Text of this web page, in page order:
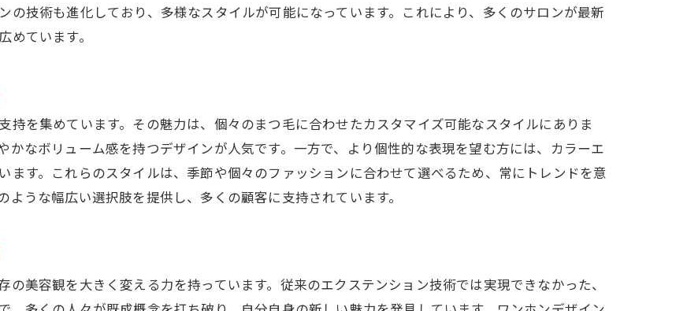
の技術も進化しており、多様なスタイルが可能になっています。これにより、多くのサロンが最新
ています。
持を集めています。その魅力は、個々のまつ毛に合わせたカスタマイズ可能なスタイルにありま
なボリューム感を持つデザインが人気です。一方で、より個性的な表現を望む方には、カラーエ
ます。これらのスタイルは、季節や個々のファッションに合わせて選べるため、常にトレンドを意
うな幅広い選択肢を提供し、多くの顧客に支持されています。
美容観を大きく変える力を持っています。従来のエクステンション技術では実現できなかった、